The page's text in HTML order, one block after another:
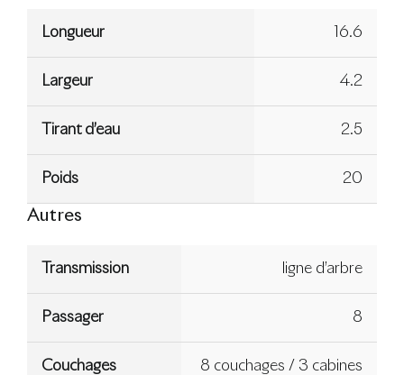
Longueur 16.6
Largeur 4.2
Tirant d’eau 2.5
Poids 20
Autres
Transmission ligne d’arbre
Passager 8
Couchages 8 couchages / 3 cabines